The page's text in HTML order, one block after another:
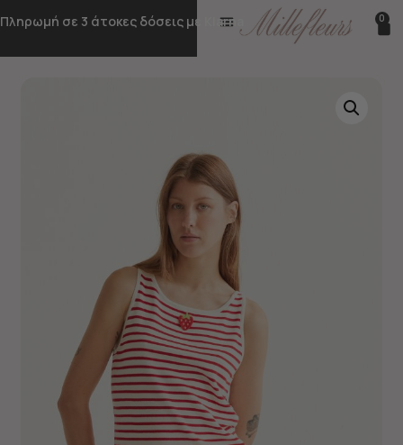
Πληρωμή σε 3 άτοκες δόσεις με Klarna 0